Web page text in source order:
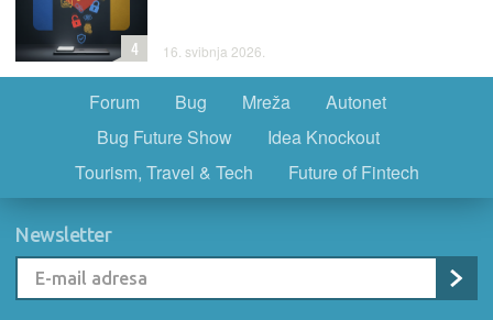
16. svibnja 2026.
4
Forum Bug Mreža
Autonet
Bug Future Show
Idea Knockout
Tourism, Travel & Tech
Future of Fintech
Newsletter